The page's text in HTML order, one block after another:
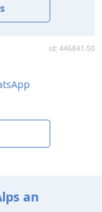
id: 446841-50
an